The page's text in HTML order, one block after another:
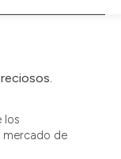
los
mercado de